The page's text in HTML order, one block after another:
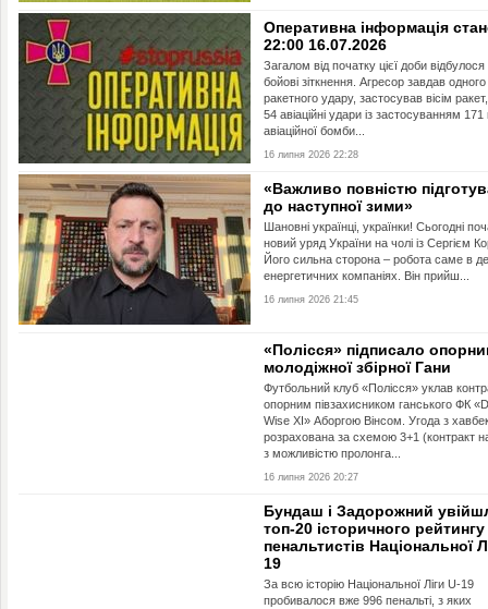
Оперативна інформація
22:00 16.07.2026
Загалом від початку цієї доби
бойові зіткнення. Агресор завдав одного
ракетного удару, застосував вісім
54 авіаційні удари із застосуванням 171
авіаційної бомби...
16 липня 2026 22:28
«Важливо повністю
до наступної зими»
Шановні українці, українки! Сьогодні
новий уряд України на чолі із Сергієм
Його сильна сторона – робота саме в
енергетичних компаніях. Він прийш...
16 липня 2026 21:45
«Полісся» підписало
молодіжної збірної Гани
Футбольний клуб «Полісся» уклав
опорним півзахисником ганського ФК
Wise XI» Аборгою Вінсом. Угода з
розрахована за схемою 3+1 (контракт
з можливістю пролонга...
16 липня 2026 20:27
Бундаш і Задорожний
топ-20 історичного рейтингу
пенальтистів Національної
19
За всю історію Національної Ліги U-19
пробивалося вже 996 пенальті, з яких